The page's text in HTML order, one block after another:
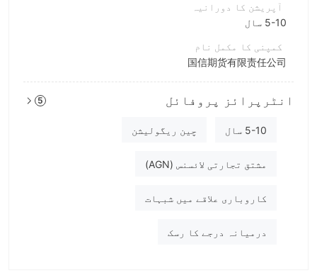
آپریشن کا دورانیہ
5-10 سال
کمپنی کا مکمل نام
国信期货有限责任公司
مختصر نام
GUOSEN FUTURES
انٹرپرائز ملازم
انٹرپرائز پروفائل 5
5-10 سال چین ریگولیشن
مشتق تجارتی لائسنس (AGN)
کاروباری علاقے میں شبہات
درمیانہ درجے کا رسک